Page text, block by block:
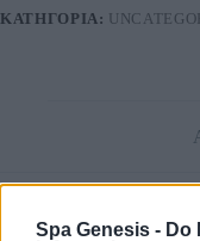
Spa Genesis - Do
ΚΑΤΗΓΟΡΊΑ: